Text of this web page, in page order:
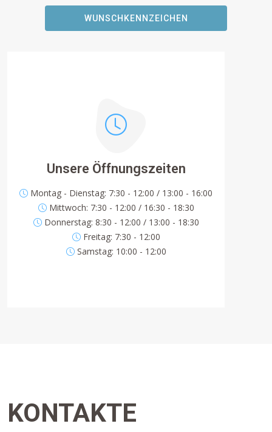
WUNSCHKENNZEICHEN
Unsere Öffnungszeiten
Montag - Dienstag: 7:30 - 12:00 / 13:00 - 16:00
Mittwoch: 7:30 - 12:00 / 16:30 - 18:30
Donnerstag: 8:30 - 12:00 / 13:00 - 18:30
Freitag: 7:30 - 12:00
Samstag: 10:00 - 12:00
KONTAKTE